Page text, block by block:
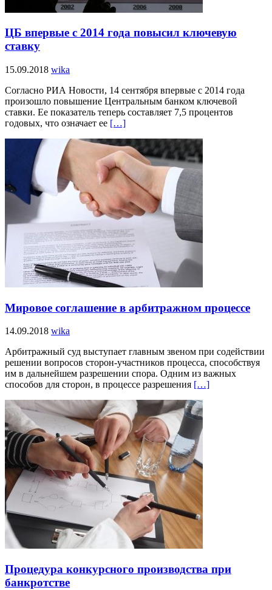
ЦБ впервые с 2014 года повысил ключевую
ставку
15.09.2018 wika
Согласно РИА Новости, 14 сентября впервые с 2014 года
произошло повышение Центральным банком ключевой
ставки. Ее показатель теперь составляет 7,5 процентов
годовых, что означает ее […]
Мировое соглашение в арбитражном процессе
14.09.2018 wika
Арбитражный суд выступает главным звеном при содействии
решении вопросов сторон-участников процесса, способствуя
им в дальнейшем разрешении спора. Одним из важных
способов для сторон, в процессе разрешения […]
Процедура конкурсного производства при
банкротстве